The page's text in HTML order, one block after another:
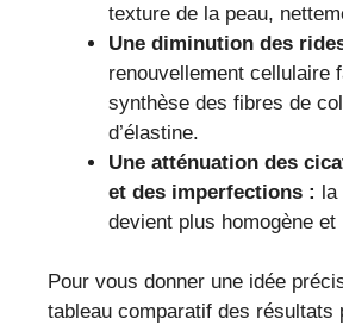
texture de la peau,
Une diminution des
renouvellement cellulaire
synthèse des fibres de
d’élastine.
Une atténuation des
et des imperfections : la
devient plus homogène et
Pour vous donner une idée
tableau comparatif des résultats